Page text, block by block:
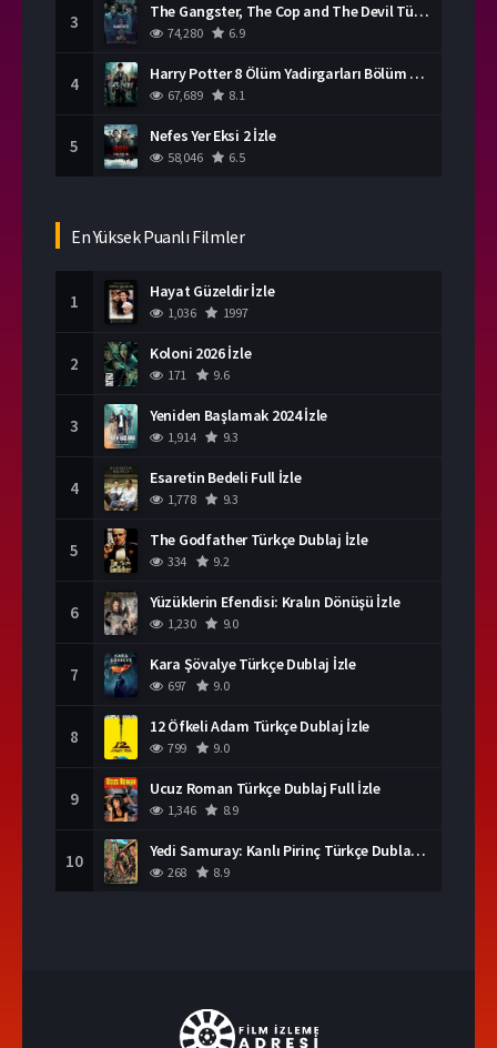
3 The Gangster, The Cop and The Devil Türkçe Dublaj İzle
74,280 6.9
4 Harry Potter 8 Ölüm Yadirgarları Bölüm 2 İzle
67,689 8.1
5 Nefes Yer Eksi 2 İzle
58,046 6.5
En Yüksek Puanlı Filmler
1 Hayat Güzeldir İzle
1,036 1997
2 Koloni 2026 İzle
171 9.6
3 Yeniden Başlamak 2024 İzle
1,914 9.3
4 Esaretin Bedeli Full İzle
1,778 9.3
5 The Godfather Türkçe Dublaj İzle
334 9.2
6 Yüzüklerin Efendisi: Kralın Dönüşü İzle
1,230 9.0
7 Kara Şövalye Türkçe Dublaj İzle
697 9.0
8 12 Öfkeli Adam Türkçe Dublaj İzle
799 9.0
9 Ucuz Roman Türkçe Dublaj Full İzle
1,346 8.9
10 Yedi Samuray: Kanlı Pirinç Türkçe Dublaj İzle
268 8.9